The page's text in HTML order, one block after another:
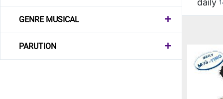
GENRE MUSICAL
PARUTION